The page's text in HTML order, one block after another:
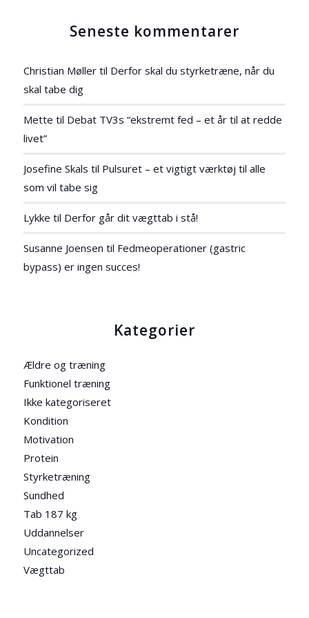
Seneste kommentarer
Christian Møllertil Derfor skal du styrketræne, når du
skal tabe dig
Mette til Debat TV3s “ekstremt fed – et år til at redde
livet”
Josefine Skals til Pulsuret – et vigtigt værktøj til alle
som vil tabe sig
Lykke til Derfor går dit vægttab i stå!
Susanne Joensen til Fedmeoperationer (gastric
bypass) er ingen succes!
Kategorier
Ældre og træning
Funktionel træning
Ikke kategoriseret
Kondition
Motivation
Protein
Styrketræning
Sundhed
Tab 187 kg
Uddannelser
Uncategorized
Vægttab